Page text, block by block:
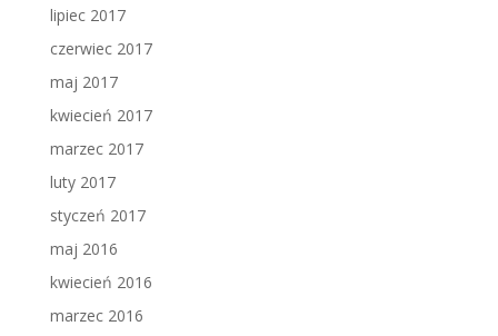
lipiec 2017
czerwiec 2017
maj 2017
kwiecień 2017
marzec 2017
luty 2017
styczeń 2017
maj 2016
kwiecień 2016
marzec 2016